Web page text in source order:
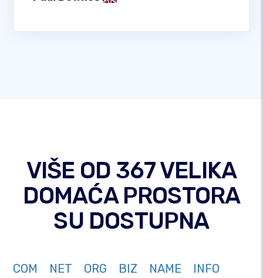
VIŠE OD 367 VELIKA
DOMAĆA PROSTORA
SU DOSTUPNA
COM NET ORG BIZ NAME
INFO